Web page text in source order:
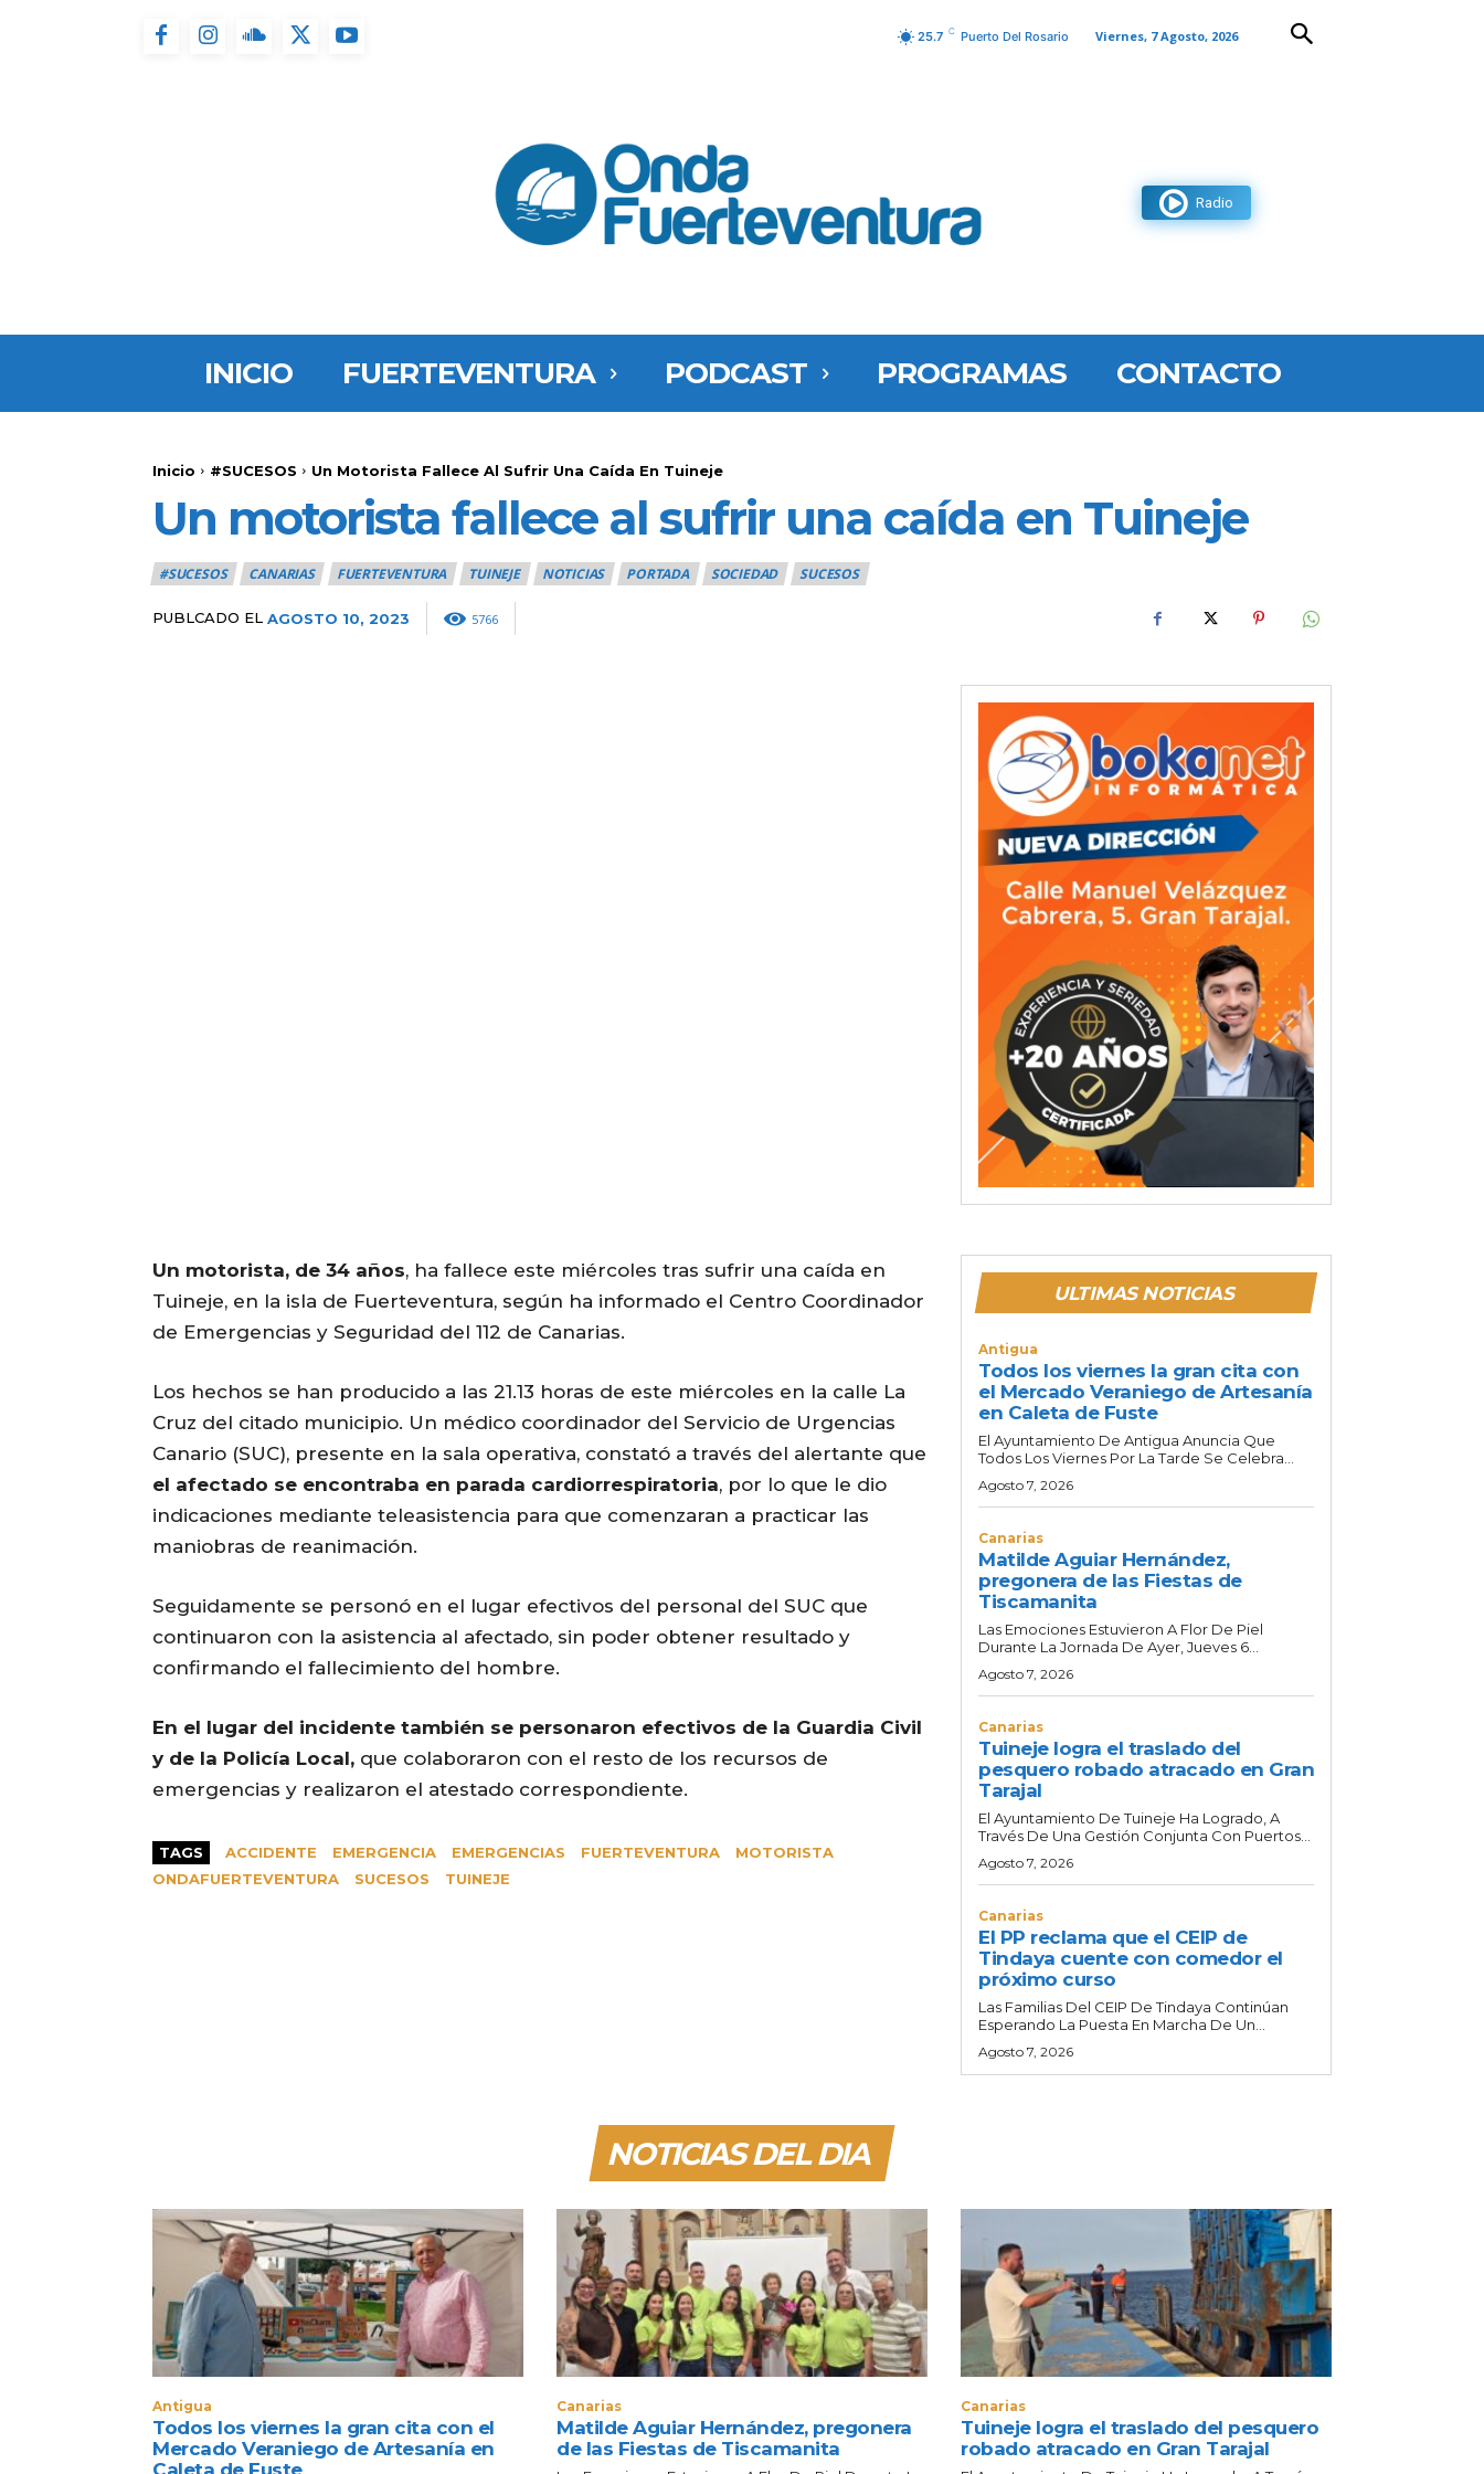
25.7 C Puerto Del Rosario Viernes, 7 Agosto, 2026
Radio
INICIO FUERTEVENTURA PODCAST PROGRAMAS CONTACTO
Inicio #SUCESOS Un Motorista Fallece Al Sufrir Una Caída En Tuineje
Un motorista fallece al sufrir una caída en Tuineje
#SUCESOS CANARIAS FUERTEVENTURA TUINEJE NOTICIAS PORTADA SOCIEDAD SUCESOS
PUBLCADO EL AGOSTO 10, 2023 5766
Un motorista, de 34 años, ha fallece este miércoles tras sufrir una caída en
Tuineje, en la isla de Fuerteventura, según ha informado el Centro Coordinador
de Emergencias y Seguridad del 112 de Canarias.
Los hechos se han producido a las 21.13 horas de este miércoles en la calle La
Cruz del citado municipio. Un médico coordinador del Servicio de Urgencias
Canario (SUC), presente en la sala operativa, constató a través del alertante que
el afectado se encontraba en parada cardiorrespiratoria, por lo que le dio
indicaciones mediante teleasistencia para que comenzaran a practicar las
maniobras de reanimación.
Seguidamente se personó en el lugar efectivos del personal del SUC que
continuaron con la asistencia al afectado, sin poder obtener resultado y
confirmando el fallecimiento del hombre.
En el lugar del incidente también se personaron efectivos de la Guardia Civil
y de la Policía Local, que colaboraron con el resto de los recursos de
emergencias y realizaron el atestado correspondiente.
TAGS ACCIDENTE EMERGENCIA EMERGENCIAS FUERTEVENTURA
MOTORISTA
ONDAFUERTEVENTURA
SUCESOS TUINEJE
ULTIMAS NOTICIAS
Antigua
Todos los viernes la gran cita con
el Mercado Veraniego de Artesanía
en Caleta de Fuste
El Ayuntamiento De Antigua Anuncia Que
Todos Los Viernes Por La Tarde Se Celebra...
Agosto 7, 2026
Canarias
Matilde Aguiar Hernández,
pregonera de las Fiestas de
Tiscamanita
Las Emociones Estuvieron A Flor De Piel
Durante La Jornada De Ayer, Jueves 6...
Agosto 7, 2026
Canarias
Tuineje logra el traslado del
pesquero robado atracado en Gran
Tarajal
El Ayuntamiento De Tuineje Ha Logrado, A
Través De Una Gestión Conjunta Con Puertos...
Agosto 7, 2026
Canarias
El PP reclama que el CEIP de
Tindaya cuente con comedor el
próximo curso
Las Familias Del CEIP De Tindaya Continúan
Esperando La Puesta En Marcha De Un...
Agosto 7, 2026
NOTICIAS DEL DIA
Antigua
Todos los viernes la gran cita con el
Mercado Veraniego de Artesanía en
Caleta de Fuste
Canarias
Matilde Aguiar Hernández, pregonera
de las Fiestas de Tiscamanita
Canarias
Tuineje logra el traslado del pesquero
robado atracado en Gran Tarajal